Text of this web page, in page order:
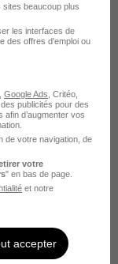
il y a 16 jours
beaucoup plus
les interfaces de
des offres d'emploi ou
Google Ads , Critéo,
publicités pour des
afin d’augmenter vos
de votre navigation, de
votre
" en bas de page.
et notre
accepter